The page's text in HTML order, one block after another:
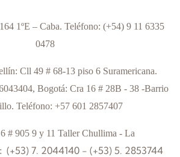
1ºE – Caba. Teléfono: (+54) 9 11 6335
0478
Cll 49 # 68-13 piso 6 Suramericana.
Bogotá: Cra 16 # 28B - 38 -Barrio
Teléfono: +57 601 2857407
# 905 9 y 11 Taller Chullima - La
(+53) 7. 2044140 - (+53) 5. 2853744